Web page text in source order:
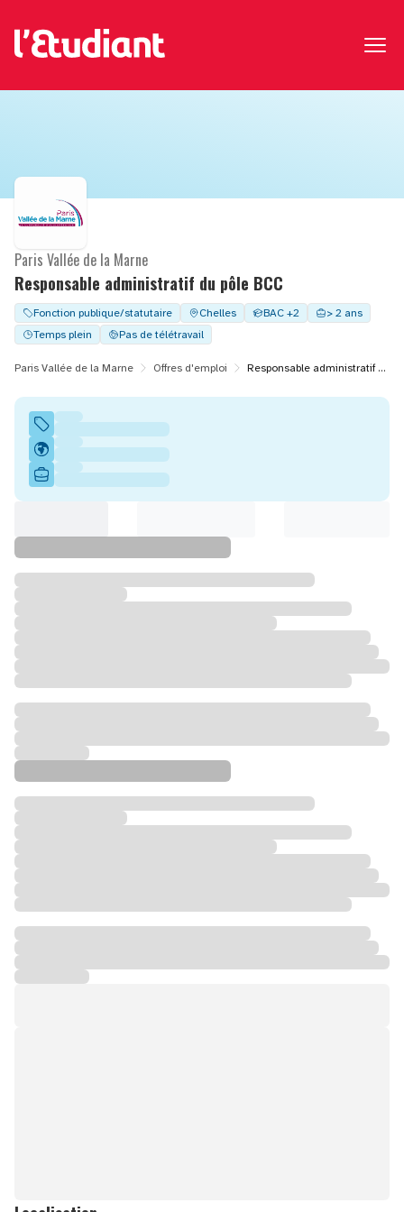
Responsable administratif du pôle BCC
Paris Vallée de la Marne
Fonction publique/statutaire Chelles BAC +2
> 2 ans
Temps plein
Pas de télétravail
Paris Vallée de la Marne Offres d'emploi Responsable administratif du pôle BCC